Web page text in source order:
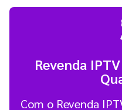
Revenda
Com o Revenda